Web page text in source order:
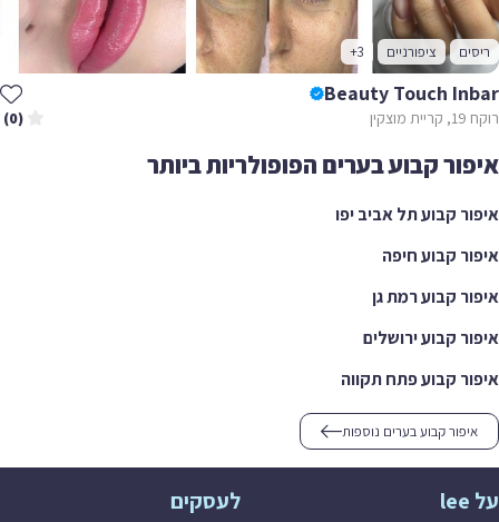
ריסים ציפורניים +3
Beauty Touch Inbar
רוקח 19, קריית מוצקין (0)
איפור קבוע בערים הפופולריות ביותר
איפור קבוע תל אביב יפו
איפור קבוע חיפה
איפור קבוע רמת גן
איפור קבוע ירושלים
איפור קבוע פתח תקווה
איפור קבוע בערים נוספות
על lee לעסקים